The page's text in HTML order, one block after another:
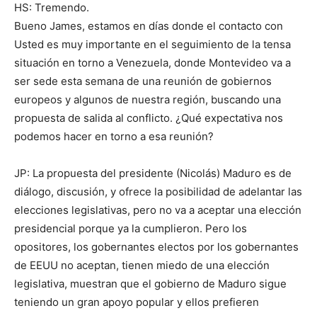
HS: Tremendo.
Bueno James, estamos en días donde el contacto con
Usted es muy importante en el seguimiento de la tensa
situación en torno a Venezuela, donde Montevideo va a
ser sede esta semana de una reunión de gobiernos
europeos y algunos de nuestra región, buscando una
propuesta de salida al conflicto. ¿Qué expectativa nos
podemos hacer en torno a esa reunión?
JP: La propuesta del presidente (Nicolás) Maduro es de
diálogo, discusión, y ofrece la posibilidad de adelantar las
elecciones legislativas, pero no va a aceptar una elección
presidencial porque ya la cumplieron. Pero los
opositores, los gobernantes electos por los gobernantes
de EEUU no aceptan, tienen miedo de una elección
legislativa, muestran que el gobierno de Maduro sigue
teniendo un gran apoyo popular y ellos prefieren